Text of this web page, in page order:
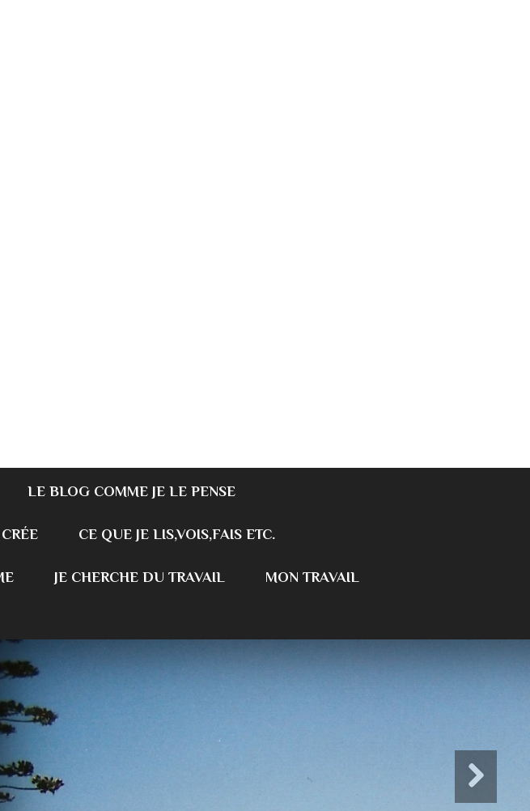
LE BLOG COMME JE LE PENSE
CE QUE JE LIS,VOIS,FAIS ETC.
JE CHERCHE DU TRAVAIL MON TRAVAIL